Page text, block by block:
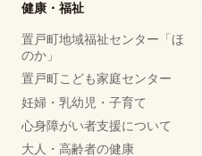
健康・福祉
置戸町地域福祉センター「ほ
のか」
置戸町こども家庭センター
妊婦・乳幼児・子育て
心身障がい者支援について
大人・高齢者の健康